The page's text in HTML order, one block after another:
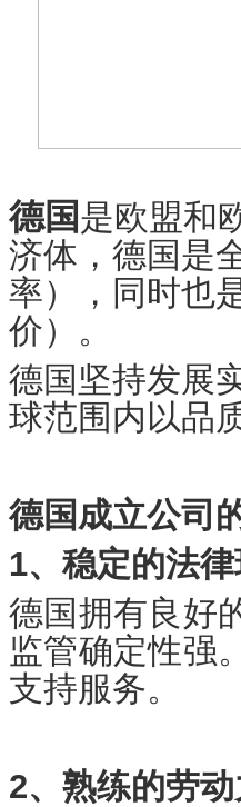
德国是欧盟和
济体，德国是
率），同时也
价）。
德国坚持发展
球范围内以品
德国成立公司
1、稳定的法
德国拥有良好
监管确定性强
支持服务。
2、熟练的劳动